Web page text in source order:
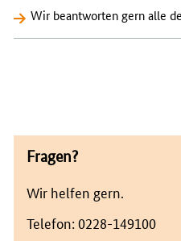
Wir beantworten gern alle
Fragen?
Wir helfen gern.
Telefon: 0228-149100